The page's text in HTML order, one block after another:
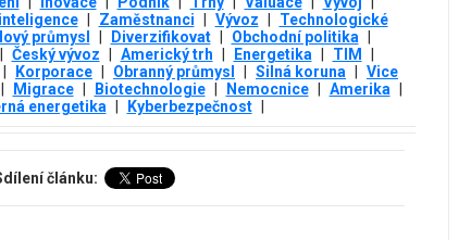
Zaměstnanci Vývoz
Technologické
průmysl Diverzifikovat Obchodní politika
Český vývoz Americký trh Energetika TIM
Korporace Obranný průmysl Silná koruna
Vice
Migrace Biotechnologie Nemocnice Amerika
energetika Kyberbezpečnost
článku: